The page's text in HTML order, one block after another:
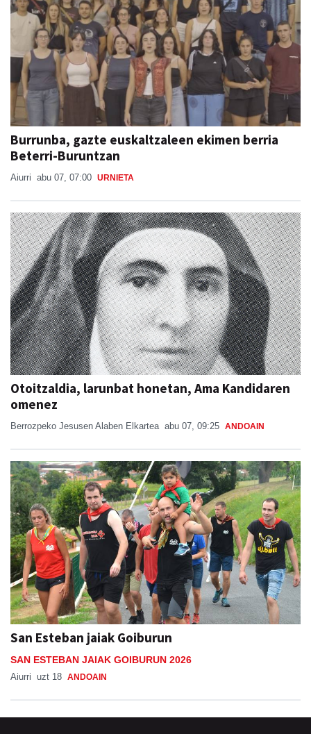
Burrunba, gazte euskaltzaleen ekimen berria
Beterri-Buruntzan
Aiurri abu 07, 07:00 URNIETA
Otoitzaldia, larunbat honetan, Ama Kandidaren
omenez
Berrozpeko Jesusen Alaben Elkartea abu 07, 09:25 ANDOAIN
San Esteban jaiak Goiburun
SAN ESTEBAN JAIAK GOIBURUN 2026
Aiurri uzt 18 ANDOAIN